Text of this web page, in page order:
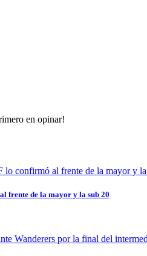
en opinar!
frente de la mayor y la sub 20